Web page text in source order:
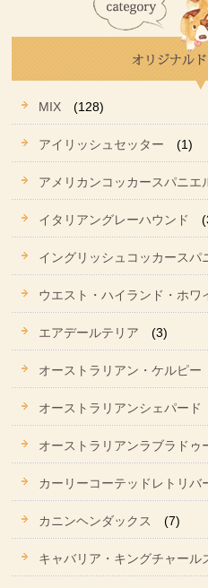
MIX (128)
アイリッシュセッター (1)
アメリカンコッカースパニエ
イタリアングレーハウンド
イングリッシュコッカースパ
ウエスト・ハイランド・ホワ
エアデールテリア (3)
オーストラリアン・ケルピー
オーストラリアンシェパード
オーストラリアンラブラドゥ
カーリーコーテッドレトリバ
カニンヘンダックス (7)
キャバリア・キングチャール